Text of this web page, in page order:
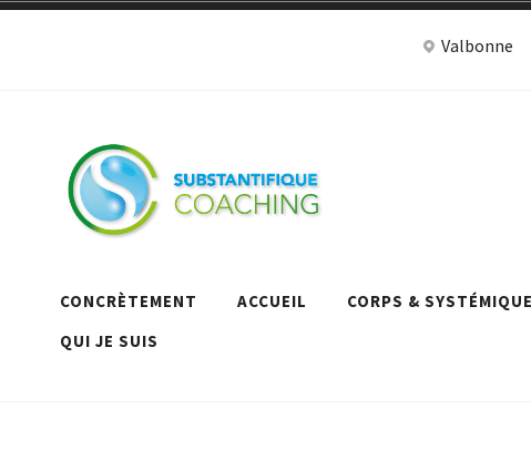
Accéder
Valbonne
à
CONCRÈTEMENT ACCUEIL CORPS & SYSTÉMIQUE
QUI JE SUIS